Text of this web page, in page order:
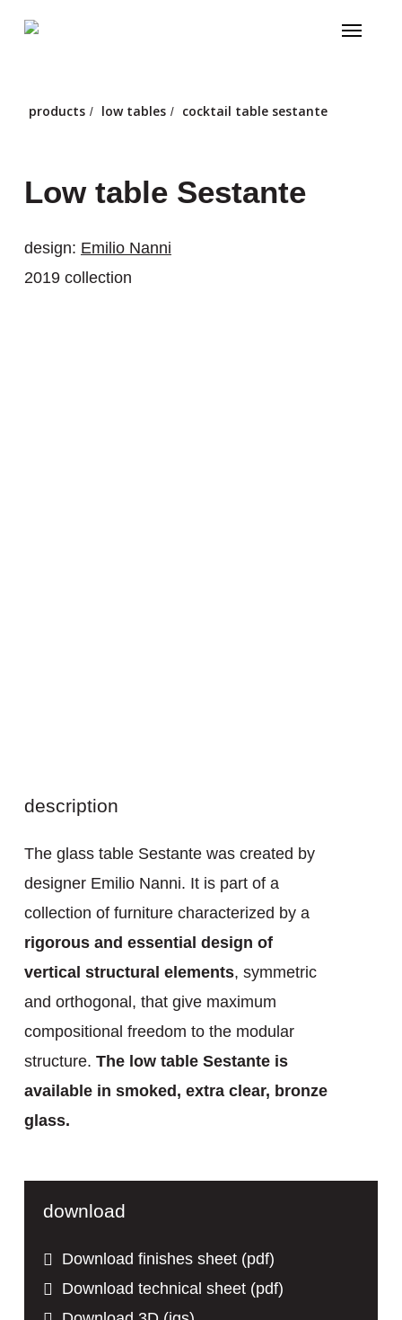
Menu
products / low tables / cocktail table sestante
Low table Sestante
design: Emilio Nanni
2019 collection
description
The glass table Sestante was created by
designer Emilio Nanni. It is part of a
collection of furniture characterized by a
rigorous and essential design of
vertical structural elements, symmetric
and orthogonal, that give maximum
compositional freedom to the modular
structure. The low table Sestante is
available in smoked, extra clear, bronze
glass.
download
Download finishes sheet (pdf)
Download technical sheet (pdf)